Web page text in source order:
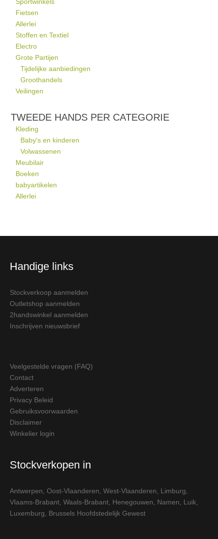
Fietsen
Allerlei
Stoffen en Textiel
Electro
Grote Partijen
Tijdelijke aanbiedingen
Groothandels
Veilingen
TWEEDE HANDS PER CATEGORIE
Kleding
Baby's en kinderen
Volwassenen
Meubilair
Boeken
babyartikelen
Allerlei
Handige links
Stockverkoop aanmelden
Outletshop aanmelden
2handswinkel aanmelden
Inschrijven nieuwsbrief
Veelgestelde vragen (FAQ)
Contact
Adverteren
Privacy Beleid
Gebruiksvoorwaarden
Disclaimer
Winkelier login
Stockverkopen in
Antwerpen Oost-Vlaanderen West-Vlaanderen Limburg
Vlaams-Brabant Waals-Brabant Henegouwen Namen Luik
Luxemburg
Brussels Hoofdstedelijk Gewest